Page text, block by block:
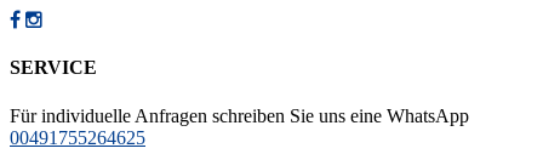
SERVICE
Für individuelle Anfragen schreiben Sie uns eine WhatsApp
00491755264625